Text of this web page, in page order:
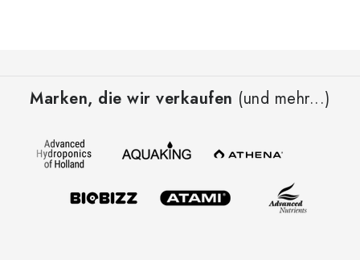
Marken, die wir verkaufen (und mehr...)